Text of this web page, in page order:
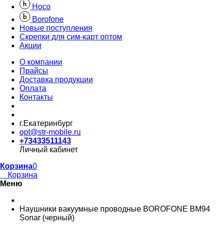
Hoco
Borofone
Новые поступления
Скрепки для сим-карт оптом
Акции
О компании
Прайсы
Доставка продукции
Оплата
Контакты
г.Екатеринбург
opt@str-mobile.ru
+73433511143
Личный кабинет
Корзина0
Корзина
Меню
Наушники вакуумные проводные BOROFONE BM94
Sonar (черный)